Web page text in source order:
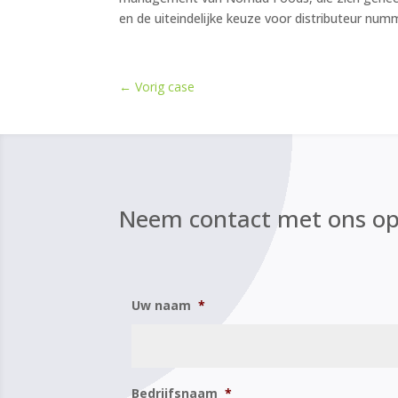
en de uiteindelijke keuze voor distributeur
←Vorig case
Neem contact met ons op
Uw naam *
Bedrijfsnaam *